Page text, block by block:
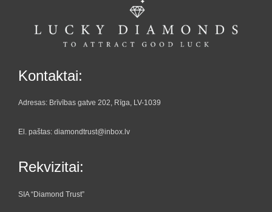
Kontaktai:
Adresas: Brīvības gatve 202, Rīga, LV-1039
El. paštas: diamondtrust@inbox.lv
Rekvizitai:
SIA “Diamond Trust”